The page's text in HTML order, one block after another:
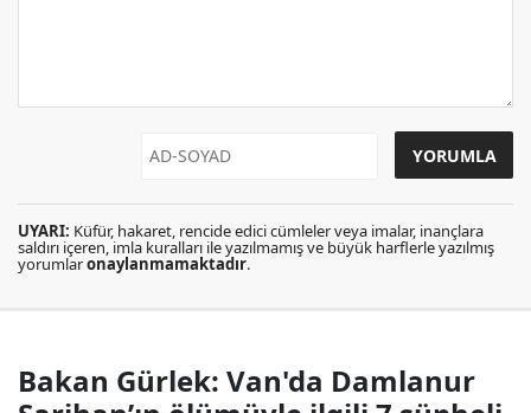
UYARI: Küfür, hakaret, rencide edici cümleler veya imalar, inançlara
saldırı içeren, imla kuralları ile yazılmamış ve büyük harflerle yazılmış
yorumlaronaylanmamaktadır.
Bakan Gürlek: Van'da Damlanur